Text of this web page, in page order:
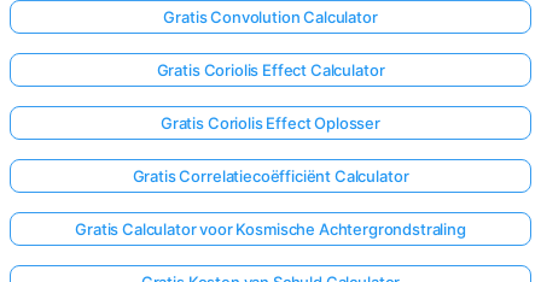
Gratis Convolution Calculator
Gratis Coriolis Effect Calculator
Gratis Coriolis Effect Oplosser
Gratis Correlatiecoëfficiënt Calculator
Gratis Calculator voor Kosmische Achtergrondstraling